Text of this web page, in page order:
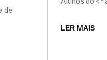
de
LER MAIS